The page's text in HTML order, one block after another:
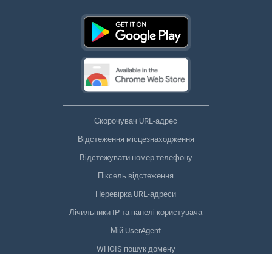
Скорочувач URL-адрес
Відстеження місцезнаходження
Відстежувати номер телефону
Піксель відстеження
Перевірка URL-адреси
Лічильники IP та панелі користувача
Мій UserAgent
WHOIS пошук домену